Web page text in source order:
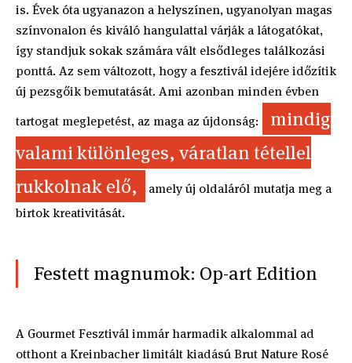
is. Évek óta ugyanazon a helyszínen, ugyanolyan magas
színvonalon és kiváló hangulattal várják a látogatókat,
így standjuk sokak számára vált elsődleges találkozási
ponttá. Az sem változott, hogy a fesztivál idejére időzítik
új pezsgőik bemutatását. Ami azonban minden évben
tartogat meglepetést, az maga az újdonság:
mindig
valami különleges, váratlan tétellel
rukkolnak elő,
amely új oldaláról mutatja meg a
birtok kreativitását.
Festett magnumok: Op-art Edition
A Gourmet Fesztivál immár harmadik alkalommal ad
otthont a Kreinbacher limitált kiadású Brut Nature Rosé